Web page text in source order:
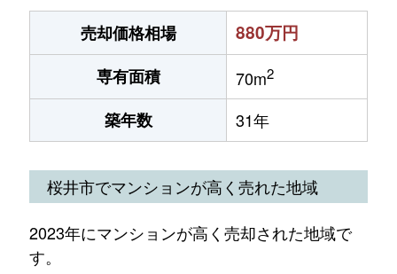
売却価格相場
880万円
専有面積 70m2
築年数 31年
桜井市でマンションが高く売れた地域
2023年にマンションが高く売却された地域で
す。